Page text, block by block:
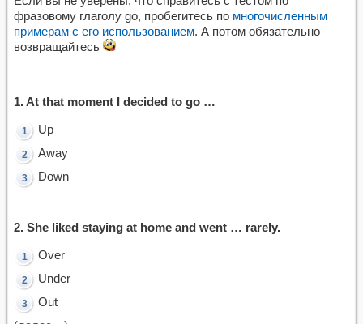
фразовому глаголу go, пробегитесь по многочисленным
примерам с его использованием. А потом обязательно
возвращайтесь
1. At that moment I decided to go …
Up
Away
Down
2. She liked staying at home and went … rarely.
Over
Under
Out